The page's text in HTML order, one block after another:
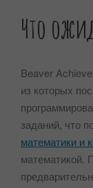
Что
Beaver
из которых
заданий, что
математики и
математикой.